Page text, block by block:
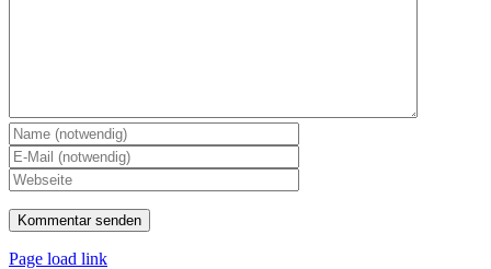
Page load link